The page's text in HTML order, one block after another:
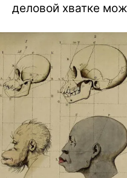
деловой хватке